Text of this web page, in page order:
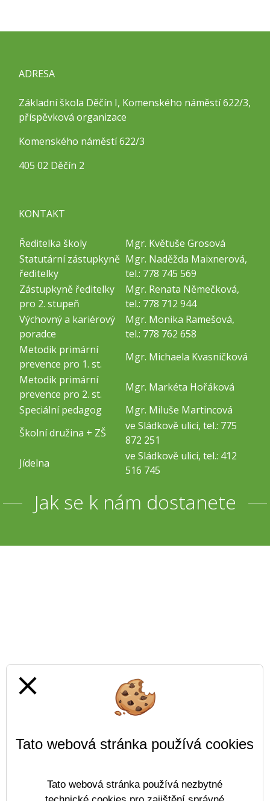
ADRESA
Základní škola Děčín I, Komenského náměstí 622/3,
příspěvková organizace
Komenského náměstí 622/3
405 02 Děčín 2
KONTAKT
Ředitelka školy
Mgr. Květuše Grosová
Statutární zástupkyně
ředitelky
Mgr. Naděžda Maixnerová,
tel.: 778 745 569
Zástupkyně ředitelky
pro 2. stupeň
Mgr. Renata Němečková,
tel.: 778 712 944
Výchovný a kariérový
poradce
Mgr. Monika Ramešová,
tel.: 778 762 658
Metodik primární
prevence pro 1. st.
Mgr. Michaela Kvasničková
Metodik primární
prevence pro 2. st.
Mgr. Markéta Hořáková
Speciální pedagog
Mgr. Miluše Martincová
Školní družina + ZŠ
ve Sládkově ulici, tel.: 775
872 251
Jídelna
ve Sládkově ulici, tel.: 412
516 745
Jak se k nám dostanete
close
Tato webová stránka používá cookies
Tato webová stránka používá nezbytné